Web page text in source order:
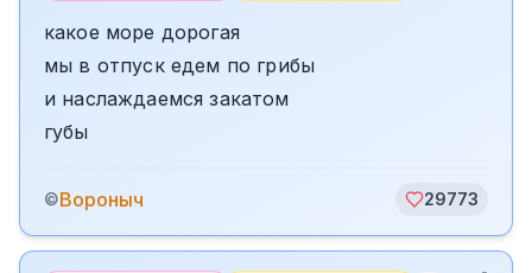
какое море дорогая
мы в отпуск едем по грибы
и наслаждаемся закатом
губы
©Вороныч 29773